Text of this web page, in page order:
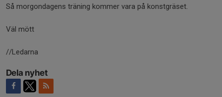
Så morgondagens träning kommer vara på konstgräset.
Väl mött
//Ledarna
Dela nyhet